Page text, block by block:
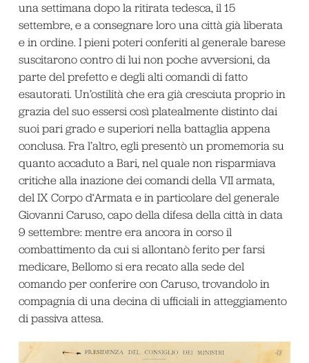
una settimana dopo la ritirata tedesca, il 15
settembre, e a consegnare loro una città già liberata
e in ordine. I pieni poteri conferiti al generale barese
suscitarono contro di lui non poche avversioni, da
parte del prefetto e degli alti comandi di fatto
esautorati. Un’ostilità che era già cresciuta proprio in
grazia del suo essersi così platealmente distinto dai
suoi pari grado e superiori nella battaglia appena
conclusa. Fra l’altro, egli presentò un promemoria su
quanto accaduto a Bari, nel quale non risparmiava
critiche alla inazione dei comandi della VII armata,
del IX Corpo d‘Armata e in particolare del generale
Giovanni Caruso, capo della difesa della città in data
9 settembre: mentre era ancora in corso il
combattimento da cui si allontanò ferito per farsi
medicare, Bellomo si era recato alla sede del
comando per conferire con Caruso, trovandolo in
compagnia di una decina di ufficiali in atteggiamento
di passiva attesa.